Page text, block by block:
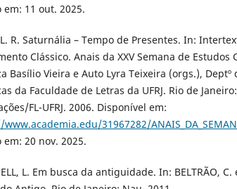
em: 11 out. 2025.
L. R. Saturnália – Tempo de Presentes. In:
Clássico. Anais da XXV Semana de Estudos
Basílio Vieira e Auto Lyra Teixeira (orgs.), Deptº
da Faculdade de Letras da UFRJ. Rio de
FL-UFRJ. 2006. Disponível em:
31967282/
em: 20 nov. 2025.
L. Em busca da antiguidade. In: BELTRÃO,